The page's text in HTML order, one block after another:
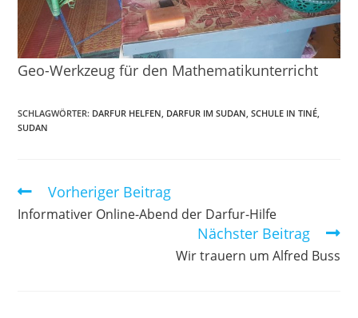
Geo-Werkzeug für den Mathematikunterricht
SCHLAGWÖRTER: DARFUR HELFEN DARFUR IM SUDAN SCHULE IN TINÉ
SUDAN
Vorheriger Beitrag
Informativer Online-Abend der Darfur-Hilfe
Nächster Beitrag
Wir trauern um Alfred Buss